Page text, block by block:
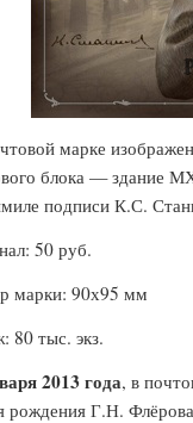
марке
блока — здание
подписи К.С.
50 руб.
марки: 90х95 мм
80 тыс. экз.
2013 года, в
рождения Г.Н.